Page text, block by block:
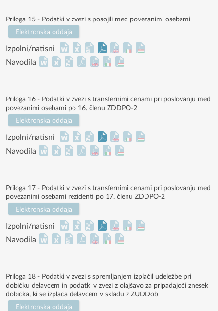
Priloga 15 - Podatki v zvezi s posojili med povezanimi osebami
Elektronska oddaja
Izpolni/natisni
Navodila
Priloga 16 - Podatki v zvezi s transfernimi cenami pri poslovanju med
povezanimi osebami po 16. členu ZDDPO-2
Elektronska oddaja
Izpolni/natisni
Navodila
Priloga 17 - Podatki v zvezi s transfernimi cenami pri poslovanju med
povezanimi osebami rezidenti po 17. členu ZDDPO-2
Elektronska oddaja
Izpolni/natisni
Navodila
Priloga 18 - Podatki v zvezi s spremljanjem izplačil udeležbe pri
dobičku delavcem in podatki v zvezi z olajšavo za pripadajoči znesek
dobička, ki se izplača delavcem v skladu z ZUDDob
Elektronska oddaja